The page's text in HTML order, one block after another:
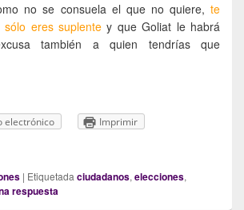
no se consuela el que no quiere, te
eres suplente y que Goliat le habrá
también a quien tendrías que
electrónico Imprimir
| Etiquetada ciudadanos, elecciones,
respuesta